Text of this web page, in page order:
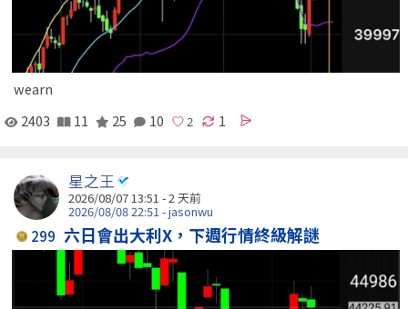
wearn
2403
11 25 10 1
星之王
2026/08/07 13:51 - 2 天前
2026/08/08 22:51 - jasonwu
299 六日會出大利X，下週行情終級解謎